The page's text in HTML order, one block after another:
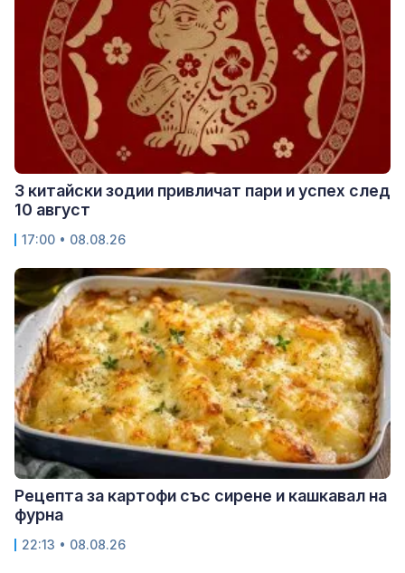
3 китайски зодии привличат пари и успех след
10 август
17:00 • 08.08.26
Рецепта за картофи със сирене и кашкавал на
фурна
22:13 • 08.08.26